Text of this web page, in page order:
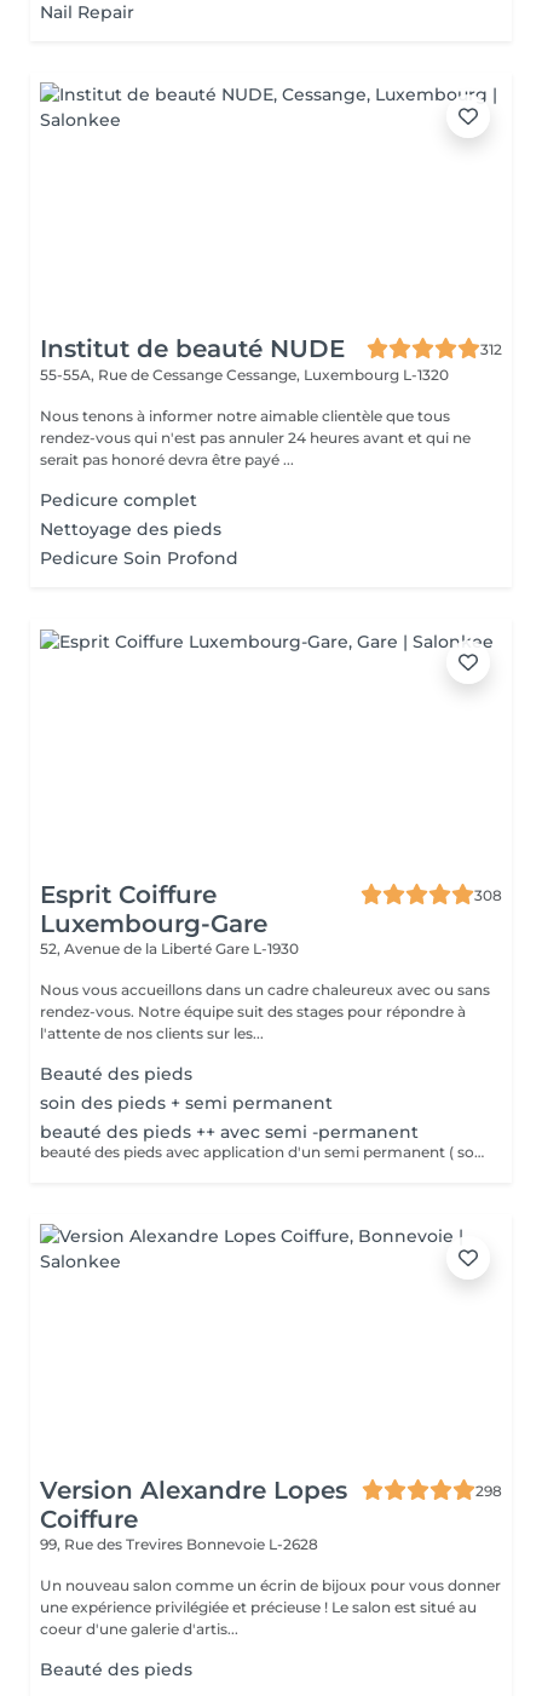
Nail Repair
Institut de beauté NUDE
312
55-55A, Rue de Cessange Cessange, Luxembourg L-1320
Nous tenons à informer notre aimable clientèle que tous
rendez-vous qui n'est pas annuler 24 heures avant et qui ne
serait pas honoré devra être payé ...
Pedicure complet
Nettoyage des pieds
Pedicure Soin Profond
Esprit Coiffure
Luxembourg-Gare
308
52, Avenue de la Liberté Gare L-1930
Nous vous accueillons dans un cadre chaleureux avec ou sans
rendez-vous. Notre équipe suit des stages pour répondre à
l'attente de nos clients sur les...
Beauté des pieds
soin des pieds + semi permanent
beauté des pieds ++ avec semi -permanent
beauté des pieds avec application d'un semi permanent ( soin complet pieds)
Version Alexandre Lopes
Coiffure
298
99, Rue des Trevires Bonnevoie L-2628
Un nouveau salon comme un écrin de bijoux pour vous donner
une expérience privilégiée et précieuse ! Le salon est situé au
coeur d'une galerie d'artis...
Beauté des pieds